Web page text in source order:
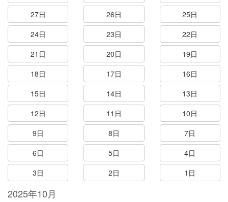
27日
26日
25日
24日
23日
22日
21日
20日
19日
18日
17日
16日
15日
14日
13日
12日
11日
10日
9日
8日
7日
6日
5日
4日
3日
2日 1日
2025年10月